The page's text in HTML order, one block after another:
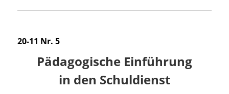
20-11 Nr. 5
Pädagogische Einführung
in den Schuldienst